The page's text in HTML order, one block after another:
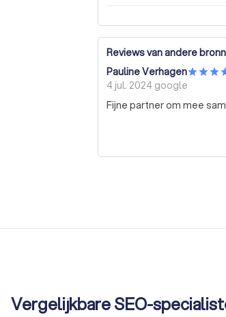
Reviews van andere
Pauline Verhagen
4 jul. 2024 google
Fijne partner om mee
Vergelijkbare SEO-